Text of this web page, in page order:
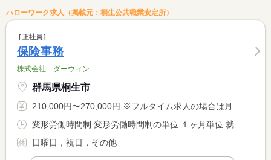
ハローワーク求人（掲載元：桐生公共職業安定所）
正社員
保険事務
株式会社 ダーウィン
群馬県桐生市
210,000円〜270,000円 ※フルタイム求人の場合は月額（換算額）、パート求人の場合は時間額を表示しています。
日曜日，祝日，その他